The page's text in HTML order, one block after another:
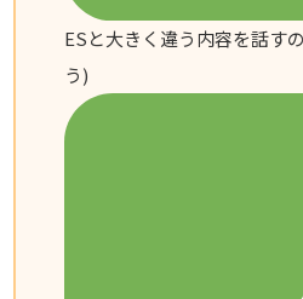
ESと大きく違う内容を話す
う)